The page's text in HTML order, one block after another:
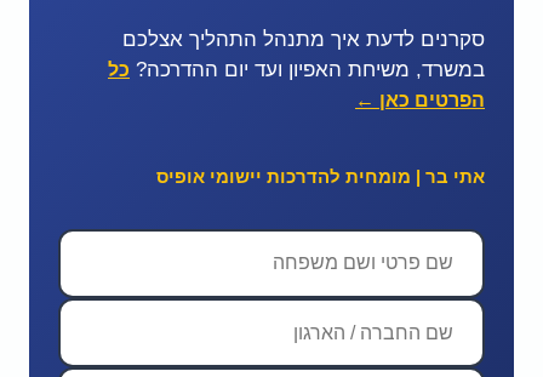
סקרנים לדעת איך מתנהל התהליך אצלכם
במשרד, משיחת האפיון ועד יום ההדרכה? כל
הפרטים כאן ←
אתי בר | מומחית להדרכות יישומי אופיס